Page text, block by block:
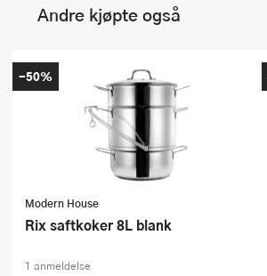
Andre kjøpte også
Modern House
Rix saftkoker 8L blank
1 anmeldelse
-50%